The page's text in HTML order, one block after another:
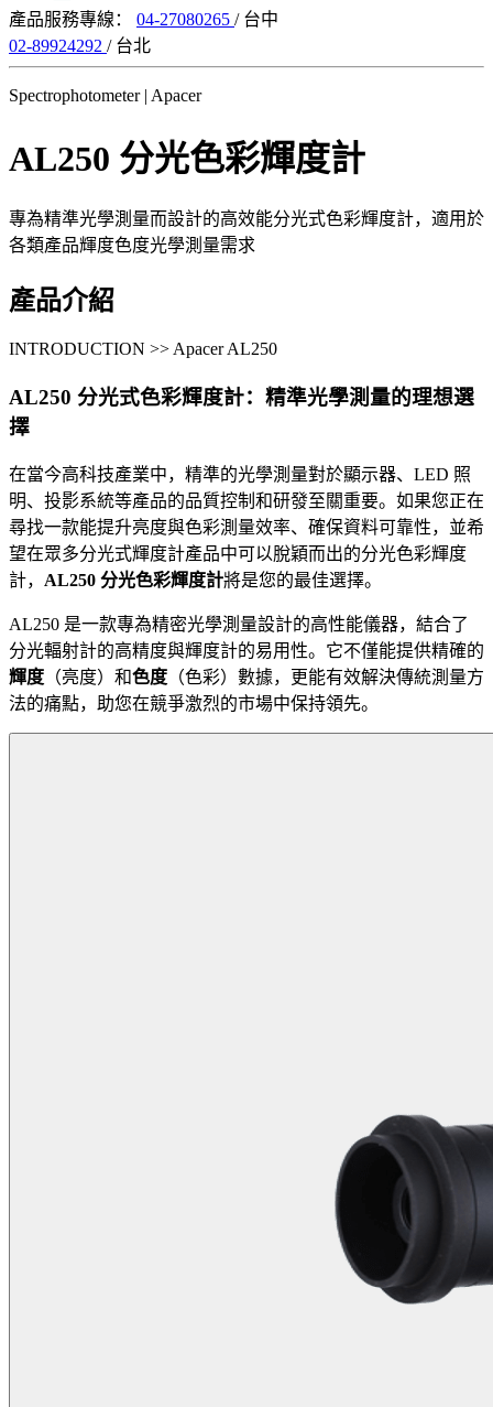
產品服務專線： 04-27080265 / 台中
02-89924292 / 台北
Spectrophotometer | Apacer
AL250 分光色彩輝度計
專為精準光學測量而設計的高效能分光式色彩輝度計，適用於
各類產品輝度色度光學測量需求
產品介紹
INTRODUCTION >> Apacer AL250
AL250 分光式色彩輝度計：精準光學測量的理想選
擇
在當今高科技產業中，精準的光學測量對於顯示器、LED 照
明、投影系統等產品的品質控制和研發至關重要。如果您正在
尋找一款能提升亮度與色彩測量效率、確保資料可靠性，並希
望在眾多分光式輝度計產品中可以脫穎而出的分光色彩輝度
計， AL250 分光色彩輝度計將是您的最佳選擇。
AL250 是一款專為精密光學測量設計的高性能儀器，結合了
分光輻射計的高精度與輝度計的易用性。它不僅能提供精確的
輝度 （亮度）和色度 （色彩）數據，更能有效解決傳統測量方
法的痛點，助您在競爭激烈的市場中保持領先。